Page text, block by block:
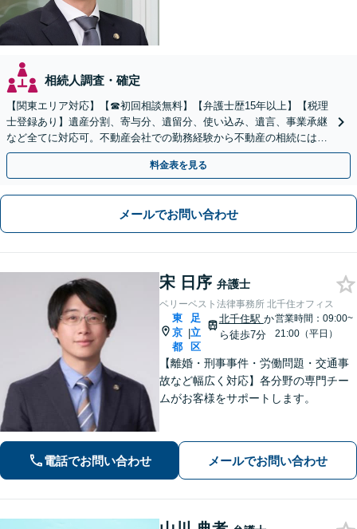
相続人調査・確定
【関東エリア対応】【☎︎初回相談無料】【弁護士歴15年以上】【税理
士登録あり】遺産分割、寄与分、遺留分、使い込み、遺言、事業承継
など全てに対応可。不動産会社での勤務経験から不動産の相続には特
に的確に対応【出張サービス】【夜間・休日面談】
料金表を見る
メールでお問い合わせ
宋 日序 弁護士
ベリーベスト法律事務所 北千住オフィス
東
京
都
|
足
立
区
北千住駅 か
ら徒歩7分
営業時間：09:00~
21:00（平日）
【離婚・刑事事件・労働問題・交通事
故など幅広く対応】各分野の専門チー
ムがお客様をサポートします。
電話でお問い合わせ メールでお問い合わせ